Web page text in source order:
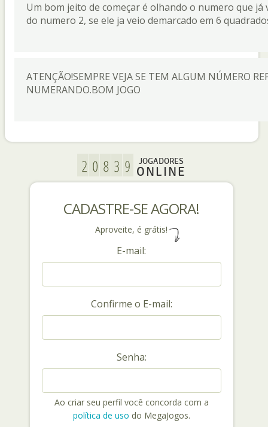
Um bom jeito de começar é olhando o numero que
do numero 2, se ele ja veio demarcado em 6
ATENÇÃO!SEMPRE VEJA SE TEM ALGUM NÚMERO
NUMERANDO.BOM JOGO
JOGADORES
ONLINE
CADASTRE-SE AGORA!
Aproveite, é grátis!
E-mail:
Confirme o E-mail:
Senha:
Ao criar seu perfil você concorda com a
política de uso do MegaJogos.